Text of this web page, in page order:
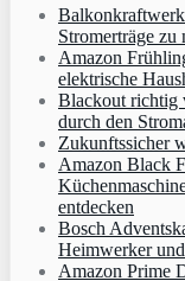
Stromerträge zu
Amazon
elektrische
Blackout richtig
durch den
Zukunftssicher
Amazon Black
entdecken
Bosch
Heimwerker
Amazon Prime